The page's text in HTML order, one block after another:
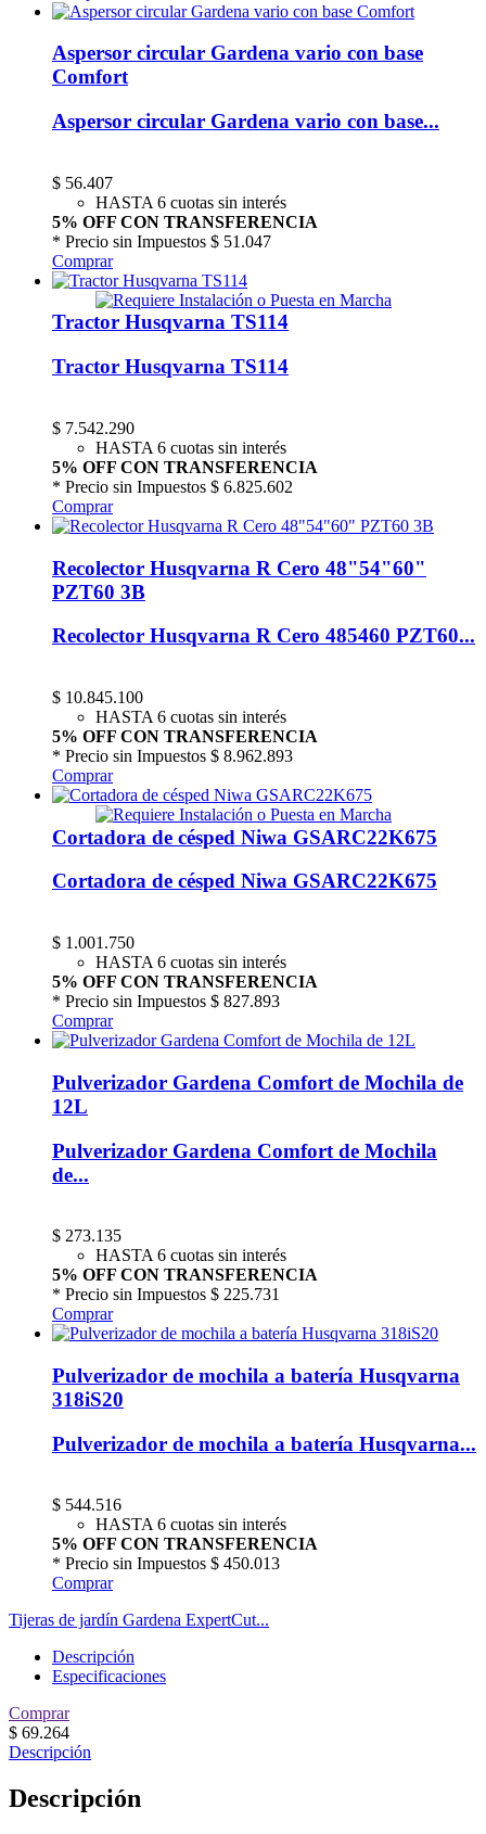
Aspersor circular Gardena vario con base
Comfort
Aspersor circular Gardena vario con base...
$ 56.407
HASTA 6 cuotas sin interés
5% OFF CON TRANSFERENCIA
* Precio sin Impuestos $ 51.047
Comprar
Tractor Husqvarna TS114
Tractor Husqvarna TS114
$ 7.542.290
HASTA 6 cuotas sin interés
5% OFF CON TRANSFERENCIA
* Precio sin Impuestos $ 6.825.602
Comprar
Recolector Husqvarna R Cero 48"54"60"
PZT60 3B
Recolector Husqvarna R Cero 485460 PZT60...
$ 10.845.100
HASTA 6 cuotas sin interés
5% OFF CON TRANSFERENCIA
* Precio sin Impuestos $ 8.962.893
Comprar
Cortadora de césped Niwa GSARC22K675
Cortadora de césped Niwa GSARC22K675
$ 1.001.750
HASTA 6 cuotas sin interés
5% OFF CON TRANSFERENCIA
* Precio sin Impuestos $ 827.893
Comprar
Pulverizador Gardena Comfort de Mochila de
12L
Pulverizador Gardena Comfort de Mochila
de...
$ 273.135
HASTA 6 cuotas sin interés
5% OFF CON TRANSFERENCIA
* Precio sin Impuestos $ 225.731
Comprar
Pulverizador de mochila a batería Husqvarna
318iS20
Pulverizador de mochila a batería Husqvarna...
$ 544.516
HASTA 6 cuotas sin interés
5% OFF CON TRANSFERENCIA
* Precio sin Impuestos $ 450.013
Comprar
Tijeras de jardín Gardena ExpertCut...
Descripción
Especificaciones
Comprar
$ 69.264
Descripción
Descripción